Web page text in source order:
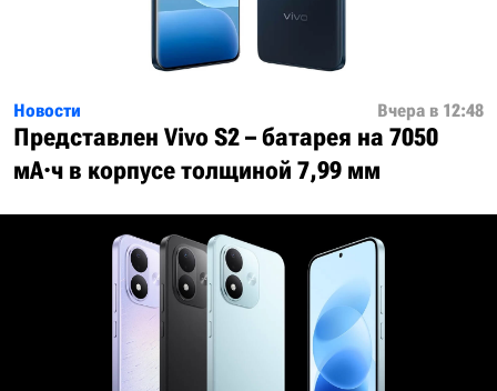
Новости Вчера в 12:48
Представлен Vivo S2 – батарея на 7050
мА·ч в корпусе толщиной 7,99 мм